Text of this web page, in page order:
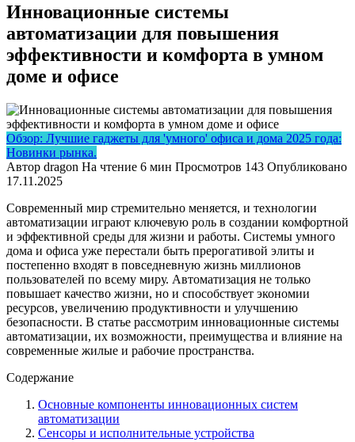
Инновационные системы
автоматизации для повышения
эффективности и комфорта в умном
доме и офисе
Обзор: Лучшие гаджеты для 'умного' офиса и дома 2025 года:
Новинки рынка.
Автор dragon На чтение 6 мин Просмотров 143 Опубликовано
17.11.2025
Современный мир стремительно меняется, и технологии
автоматизации играют ключевую роль в создании комфортной
и эффективной среды для жизни и работы. Системы умного
дома и офиса уже перестали быть прерогативой элиты и
постепенно входят в повседневную жизнь миллионов
пользователей по всему миру. Автоматизация не только
повышает качество жизни, но и способствует экономии
ресурсов, увеличению продуктивности и улучшению
безопасности. В статье рассмотрим инновационные системы
автоматизации, их возможности, преимущества и влияние на
современные жилые и рабочие пространства.
Содержание
Основные компоненты инновационных систем
автоматизации
Сенсоры и исполнительные устройства